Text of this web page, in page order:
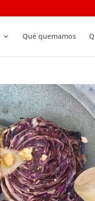
Qué quemamos